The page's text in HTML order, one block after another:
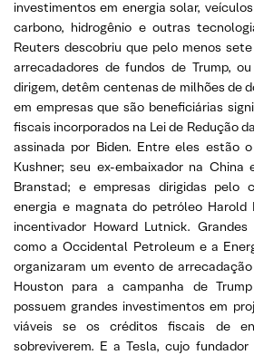
investimentos em energia solar,
carbono, hidrogênio e outras
Reuters descobriu que pelo menos
arrecadadores de fundos de Trump,
dirigem, detêm centenas de milhões de
em empresas que são beneficiárias
fiscais incorporados na Lei de Redução
assinada por Biden. Entre eles estão
Kushner; seu ex-embaixador na China
Branstad; e empresas dirigidas pelo
energia e magnata do petróleo Harold
incentivador Howard Lutnick.
como a Occidental Petroleum e a
organizaram um evento de
Houston para a campanha de
possuem grandes investimentos em
viáveis se os créditos fiscais de
sobreviverem. E a Tesla, cujo